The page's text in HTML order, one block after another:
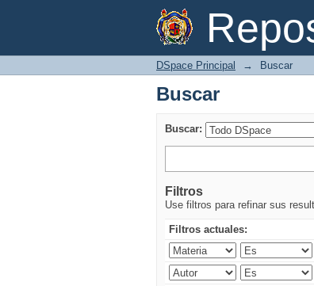
Buscar
DSpace Principal → Buscar
Buscar
Buscar:
Filtros
Use filtros para refinar sus
Filtros actuales: